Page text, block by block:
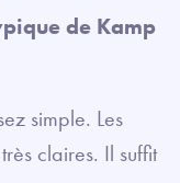
de Kamp
simple. Les
claires. Il suffit